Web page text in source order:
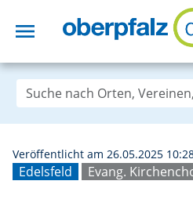
menu
Edelsfeld Evang.
Veröffentlicht am 26.05.2025